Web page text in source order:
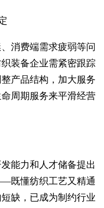
消费端需求疲弱等问
装备企业需紧密跟踪
产品结构，加大服务
周期服务来平滑经营
能力和人才储备提出
既懂纺织工艺又精通
缺，已成为制约行业